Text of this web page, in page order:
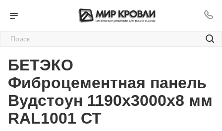
БЕТЭКО
Фиброцементная панель
Вудстоун 1190х3000х8 мм
RAL1001 СТ